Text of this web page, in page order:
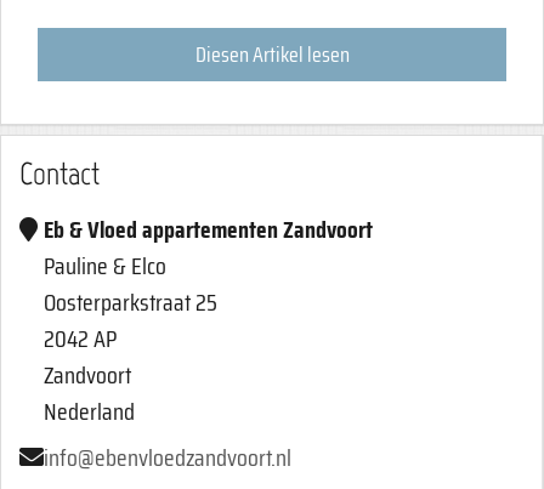
Diesen Artikel lesen
Contact
Eb & Vloed appartementen Zandvoort
Pauline & Elco
Oosterparkstraat 25
2042 AP
Zandvoort
Nederland
info@ebenvloedzandvoort.nl